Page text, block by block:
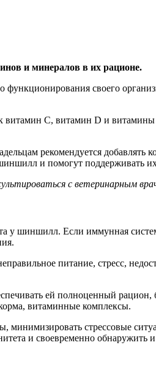
и минералов в их рационе.
своего
витамин С, витамин D и
рекомендуется
и помогут поддерживать их
с ветеринарным
шиншилл. Если иммунная
питание, стресс,
ей полноценный
витаминные комплексы.
стрессовые
и своевременно обнаружить и